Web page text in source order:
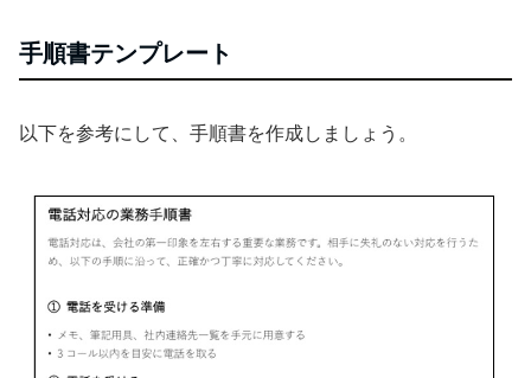
手順書テンプレート
以下を参考にして、手順書を作成しましょう。